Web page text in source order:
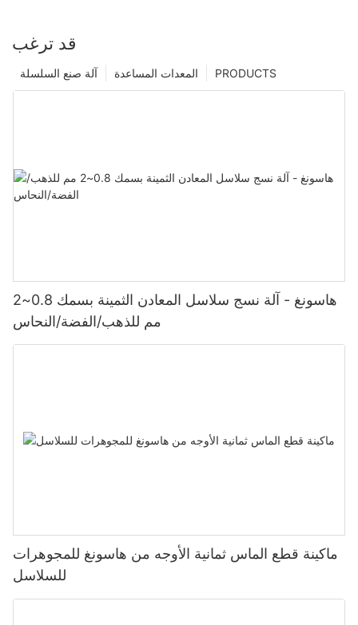
قد ترغب
PRODUCTS المعدات المساعدة آلة صنع السلسلة
هاسونغ - آلة نسج سلاسل المعادن الثمينة بسمك 0.8~2
مم للذهب/الفضة/النحاس
ماكينة قطع الماس ثمانية الأوجه من هاسونغ للمجوهرات
للسلاسل